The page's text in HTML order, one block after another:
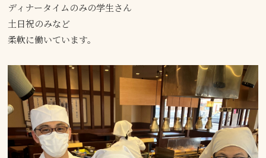
ディナータイムのみの学生さん
土日祝のみなど
柔軟に働いています。